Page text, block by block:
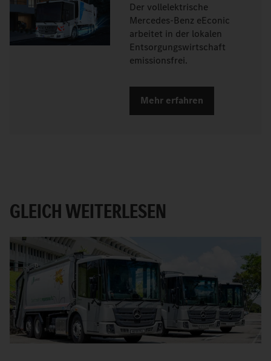
Der vollelektrische
Mercedes-Benz eEconic
arbeitet in der lokalen
Entsorgungswirtschaft
emissionsfrei.
Mehr erfahren
GLEICH WEITERLESEN